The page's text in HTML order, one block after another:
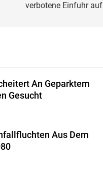
verbotene Einfuhr auf
An Geparktem
Gesucht
Aus Dem